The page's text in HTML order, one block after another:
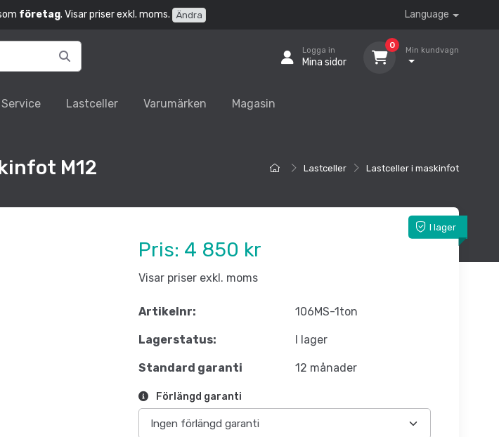
företag. Visar priser exkl. moms. Ändra Language
Logga in
Mina sidor
0
Min kundvagn
Lastceller Varumärken Magasin
Lastceller Lastceller i maskinfot
M12
I lager
Pris: 4 850 kr
Visar priser exkl. moms
Artikelnr: 106MS-1ton
Lagerstatus: I lager
Standard garanti 12 månader
Förlängd garanti